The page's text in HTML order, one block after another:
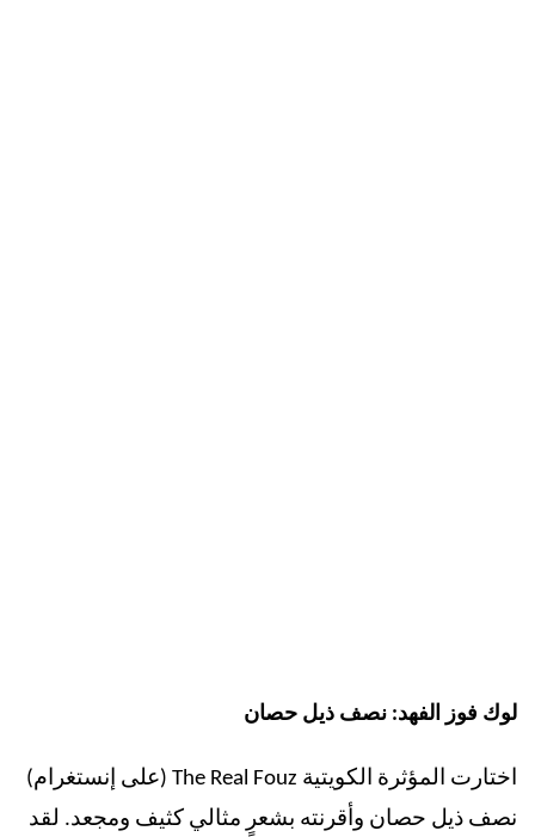
لوك فوز الفهد: نصف ذيل حصان
اختارت المؤثرة الكويتية The Real Fouz (على إنستغرام)
نصف ذيل حصان وأقرنته بشعرٍ مثالي كثيف ومجعد. لقد